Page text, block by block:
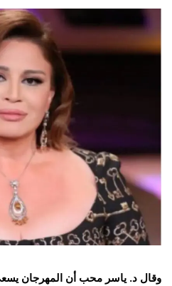
وقال د. ياسر محب أن المهرجان